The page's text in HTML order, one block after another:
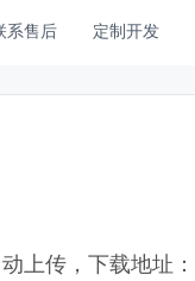
系售后 定制开发
上传，下载地址：